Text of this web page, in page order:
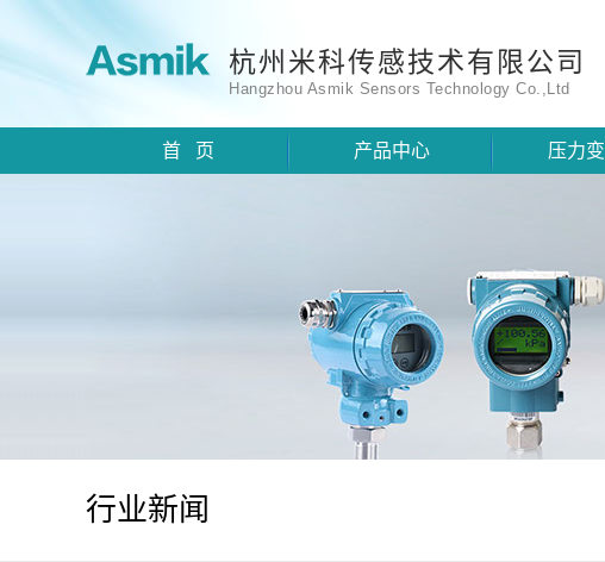
杭州米科传感技术有限公司
Hangzhou Asmik Sensors Technology Co.,Ltd
首 页 产品中心 压力
行业新闻